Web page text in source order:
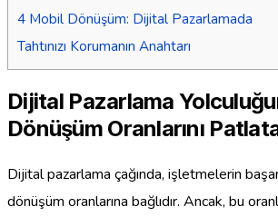
4 Mobil Dönüşüm: Dijital Pazarlamada
Tahtınızı Korumanın Anahtarı
Dijital Pazarlama
Dönüşüm Oranlarını
Dijital pazarlama çağında, işletmelerin
dönüşüm oranlarına bağlıdır. Ancak, bu